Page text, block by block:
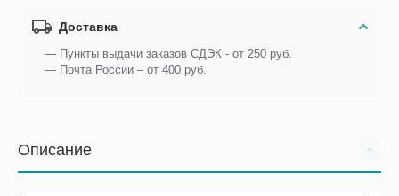
Доставка
— Пункты выдачи заказов СДЭК - от 250 руб.
— Почта России – от 400 руб.
Описание